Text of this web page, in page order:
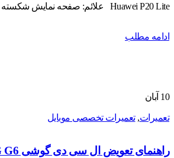
Huawei P20 Lite علائم: صفحه نمایش شکسته / ترک خورده / خراشی...
ادامه مطلب
10 آبان
تعمیرات,تعمیرات تخصصی موبایل
راهنمای تعویض ال سی دی گوشی LG G6